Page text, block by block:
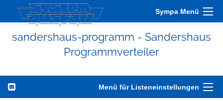
Sympa Menü
sandershaus-programm - Sandershaus
Programmverteiler
Menü für Listeneinstellungen